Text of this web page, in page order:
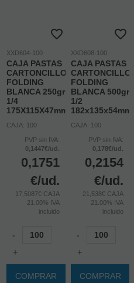
XXD604-100
CAJA PASTAS
CARTONCILLO
FOLDING
BLANCA 250gr
1/4
175X115X47mm
CAJA: 100
PVP sin IVA:
0,1447€/ud.
0,1751
€/ud.
17,5087€ CAJA
21.00% IVA
incluido
-
+
COMPRAR
XXD608-100
CAJA PASTAS
CARTONCILLO
FOLDING
BLANCA 500gr
1/2
182x135x54mm
CAJA: 100
PVP sin IVA:
0,178€/ud.
0,2154
€/ud.
21,538€ CAJA
21.00% IVA
incluido
-
+
COMPRAR